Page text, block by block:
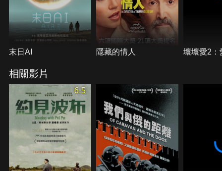
末日AI 隱藏的情人 壞壞愛2：
相關影片
6.5